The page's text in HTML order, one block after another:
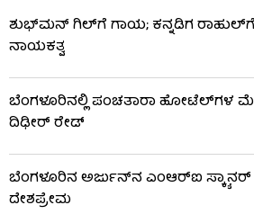
ಶುಭ್​ಮನ್ ಗಿಲ್​ಗೆ ಗಾಯ; ಕನ್ನಡಿಗ ರಾಹುಲ್​ಗೆ
ನಾಯಕತ್ವ
ಬೆಂಗಳೂರಿನಲ್ಲಿ ಪಂಚತಾರಾ ಹೋಟೆಲ್​ಗಳ
ದಿಢೀರ್ ರೇಡ್
ಬೆಂಗಳೂರಿನ ಅರ್ಜುನ್​ನ ಎಂಆರ್​ಐ ಸ್ಕ್ಯಾನರ್
ದೇಶಪ್ರೇಮ